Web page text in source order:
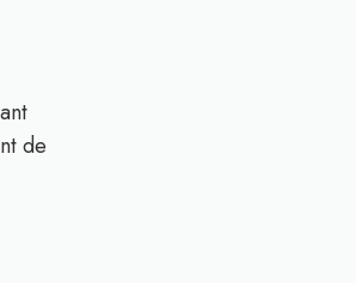
de